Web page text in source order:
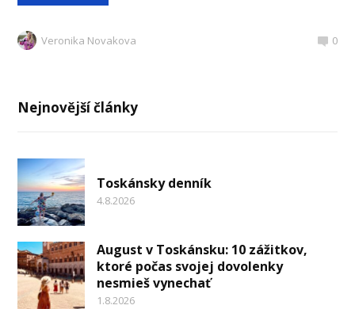
Veronika Novakova 0
Nejnovější články
Toskánsky denník
4.8.2026
August v Toskánsku: 10 zážitkov,
ktoré počas svojej dovolenky
nesmieš vynechať
1.8.2026